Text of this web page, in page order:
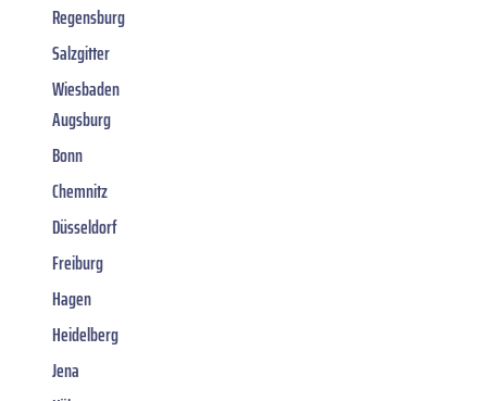
Regensburg
Salzgitter
Wiesbaden
Augsburg
Bonn
Chemnitz
Düsseldorf
Freiburg
Hagen
Heidelberg
Jena